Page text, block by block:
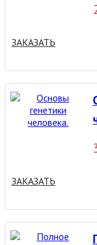
ЗАКАЗАТЬ
ЗАКАЗАТЬ